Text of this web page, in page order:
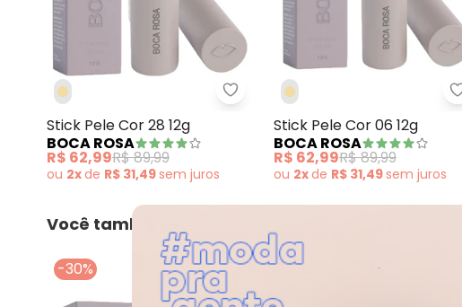
Boca Rosa - Stick Pele Cor 28 12g
Stick Pele Cor 28 12g
BOCA ROSA
R$ 62,99R$ 89,99
ou 2xde R$ 31,49sem juros
Stick Pele Cor 06 12g
BOCA ROSA
R$ 62,99R$ 89,99
ou 2xde R$ 31,49sem juros
Você também pode gostar
-30%